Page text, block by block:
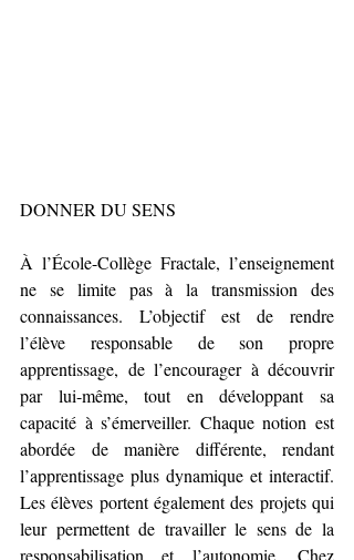
DONNER DU SENS
À l’École-Collège Fractale, l’enseignement
ne se limite pas à la transmission des
connaissances. L’objectif est de rendre
l’élève responsable de son propre
apprentissage, de l’encourager à découvrir
par lui-même, tout en développant sa
capacité à s’émerveiller. Chaque notion est
abordée de manière différente, rendant
l’apprentissage plus dynamique et interactif.
Les élèves portent également des projets qui
leur permettent de travailler le sens de la
responsabilisation et l’autonomie. Chez